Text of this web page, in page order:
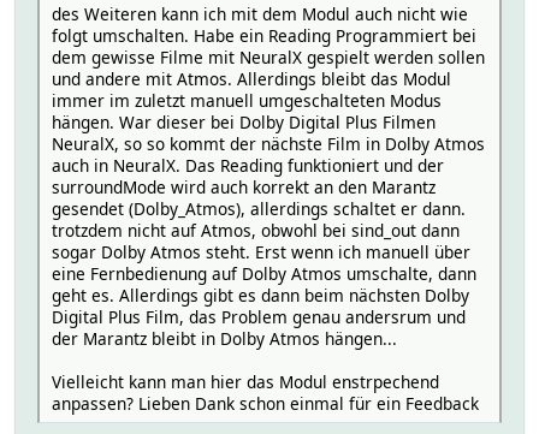
des Weiteren kann ich mit dem Modul auch nicht wie
folgt umschalten. Habe ein Reading Programmiert bei
dem gewisse Filme mit NeuralX gespielt werden sollen
und andere mit Atmos. Allerdings bleibt das Modul
immer im zuletzt manuell umgeschalteten Modus
hängen. War dieser bei Dolby Digital Plus Filmen
NeuralX, so so kommt der nächste Film in Dolby Atmos
auch in NeuralX. Das Reading funktioniert und der
surroundMode wird auch korrekt an den Marantz
gesendet (Dolby_Atmos), allerdings schaltet er dann.
trotzdem nicht auf Atmos, obwohl bei sind_out dann
sogar Dolby Atmos steht. Erst wenn ich manuell über
eine Fernbedienung auf Dolby Atmos umschalte, dann
geht es. Allerdings gibt es dann beim nächsten Dolby
Digital Plus Film, das Problem genau andersrum und
der Marantz bleibt in Dolby Atmos hängen...
Vielleicht kann man hier das Modul enstrpechend
anpassen? Lieben Dank schon einmal für ein Feedback